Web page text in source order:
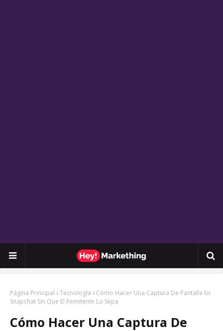
Página Principal Tecnología
Cómo Hacer Una Captura De Pantalla En
Snapchat Sin Que El Remitente Lo Sepa
Cómo Hacer Una Captura De